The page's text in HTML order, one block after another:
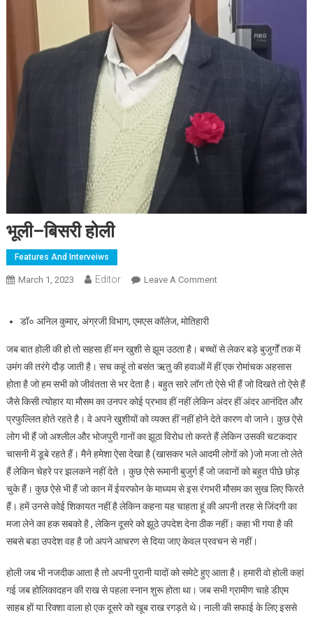
भूली–बिसरी होली
Features And Interveiws
March 1, 2023 Editor Leave A CommentOn भूली–बिसरी होली
डॉ० अनिल कुमार, अंग्रजी विभाग, एमएस कॉलेज, मोतिहारी
जब बात होली की हो तो सहसा हीं मन खुशी से झूम उठता है। बच्चों से लेकर बड़े बुजुर्गों तक में
उमंग की तरंगे दौड़ जाती है। सच कहूं तो बसंत ऋतु की हवाओं में हीं एक रोमांचक अहसास
होता है जो हम सभी को जीवंतता से भर देता है। बहुत सारे लॉग तो ऐसे भी हैं जो दिखते तो ऐसे हैं
जैसे किसी त्योहार या मौसम का उनपर कोई प्रभाव हीं नहीं लेकिन अंदर हीं अंदर आनंदित और
प्रफुल्लित होते रहते है। वे अपने खुशीयों को व्यक्त हीं नहीं होने देते कारण वो जाने। कुछ ऐसे
लोग भी हैं जो अश्लील और भोजपुरी गानों का झूठा विरोध तो करते हैं लेकिन उसकी चटकदार
चासनी में डूबे रहते हैं। मैने हमेशा ऐसा देखा है (खासकर भले आदमी लोगों को )जो मजा तो लेते
हैं लेकिन चेहरे पर झलकने नहीं देते । कुछ ऐसे रूमानी बुजुर्ग हैं जो जवानों को बहुत पीछे छोड़
चुके हैं। कुछ ऐसे भी हैं जो कान में ईयरफोन के माध्यम से इस रंगभरी मौसम का सुख लिए फिरते
हैं। हमें उनसे कोई शिकायत नहीं है लेकिन कहना यह चाहता हूं की अपनी तरह से जिंदगी का
मजा लेने का हक सबको है , लेकिन दूसरे को झूठे उपदेश देना ठीक नहीं। कहा भी गया है की
सबसे बडा उपदेश वह है जो अपने आचरण से दिया जाए केवल प्रवचन से नहीं।
होली जब भी नजदीक आता है तो अपनी पुरानी यादों को समेटे हुए आता है। हमारी वो होली कहां
गई जब होलिकादहन की राख से पहला स्नान शुरू होता था। जब सभी ग्रामीण चाहे डीएम
साहब हों या रिक्शा वाला हो एक दूसरे को खूब राख रगड़ते थे। नाली की सफाई के लिए इससे